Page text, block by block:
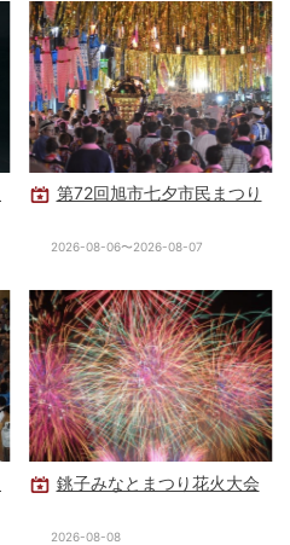
第72回旭市七夕市民まつり
2026-08-06〜2026-08-07
銚子みなとまつり花火大会
2026-08-08